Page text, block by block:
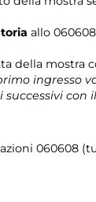
allo
della mostra
ingresso
con
060608